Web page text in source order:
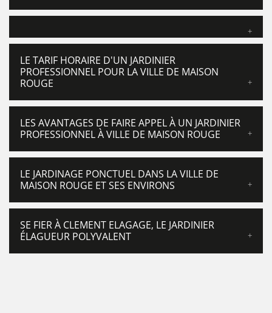
LE TARIF HORAIRE D'UN JARDINIER
PROFESSIONNEL POUR LA VILLE DE MAISON
ROUGE
LES AVANTAGES DE FAIRE APPEL À UN JARDINIER
PROFESSIONNEL À VILLE DE MAISON ROUGE
LE JARDINAGE PONCTUEL DANS LA VILLE DE
MAISON ROUGE ET SES ENVIRONS
SE FIER À CLEMENT ELAGAGE, LE JARDINIER
ÉLAGUEUR POLYVALENT